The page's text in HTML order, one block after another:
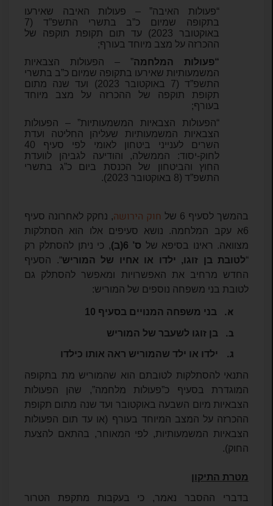
“פעולות האיבה” – פעולות האיבה שאירעו
בתקופה שמיום כ”ב בתשרי התשפ”ד (7
באוקטובר 2023) עד תום תקופת תוקפה של
ההכרזה על מצב מיוחד בעורף;
“פעולות המלחמה” – הפעולות הצבאיות
המשמעותיות שאירעו בתקופה שמיום כ”ב בתשרי
התשפ”ד (7 באוקטובר 2023) ועד שנה מתום
תקופת תוקפה של ההכרזה על מצב מיוחד
בעורף;
“הפעולות הצבאיות המשמעותיות” – הפעולות
הצבאיות המשמעותיות שעליהן החליטה ועדת
השרים לענייני ביטחון לאומי לפי סעיף 40
לחוק-יסוד: הממשלה, והודיעה לגביהן לוועדת
החוץ והביטחון של הכנסת ביום כ”ג בתשרי
התשפ”ד (8 באוקטובר 2023).
בהמשך לסעיף 6 של חוק הירושה, נחקק לאחרונה סעיף
6א עקב המלחמה. נושא סעיפים אלו הוא הסתלקות
מצוואה. ראינו בסיפא של ס’ 6(ב)
, כי ניתן להסתלק רק
“לטובת בן זוגו, ילדו או אחיו של המוריש“. הסעיף
החדש מרחיב את האפשרויות ומאפשר להסתלק גם
לטובת בני משפחה נוספים של המוריש:
א. בני משפחה המנויים בסעיף 10
ב. בן זוגו לשעבר של המוריש
ג. ילדו או ילד שהמוריש ראה אותו כילדו
התנאי להסתלקות לטובתם הוא שהמוריש מת בתקופה
המוגדרת בסעיף כ”פעולות מלחמה”, שהן הפעולות
הצבאיות מיום השבעה באוקטובר ועד שנה מתום תקופת
ההכרזה על המצב המיוחד בעורף (או עד תום הפעולות
הצבאיות המשמעותיות, לפי המאוחר, בהתאם להצעת
החוק).
מטרת התיקון
בדברי ההסבר נאמר, כי בעקבות מתקפת הטרור